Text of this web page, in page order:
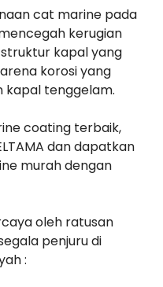
cat marine pada
kerugian
kapal yang
korosi yang
tenggelam.
coating terbaik,
dan dapatkan
murah dengan
oleh ratusan
penjuru di
: